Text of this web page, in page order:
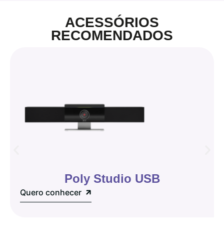
ACESSÓRIOS
RECOMENDADOS
Poly Studio USB
Quero conhecer